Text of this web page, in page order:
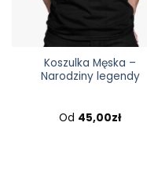
Koszulka Męska –
Narodziny legendy
Od 45,00zł